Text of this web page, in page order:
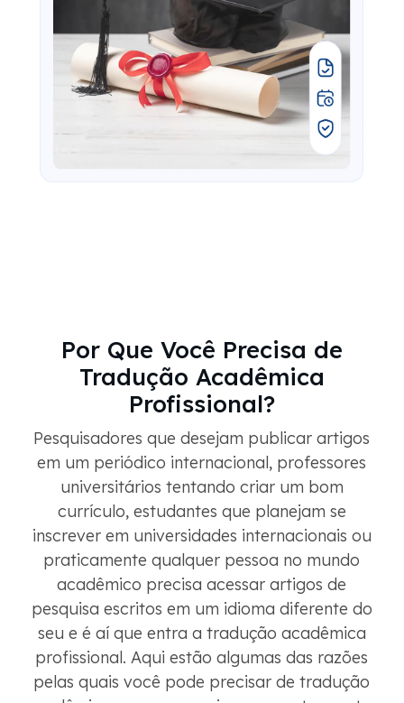
Por Que Você Precisa de
Tradução Acadêmica
Profissional?
Pesquisadores que desejam publicar artigos
em um periódico internacional, professores
universitários tentando criar um bom
currículo, estudantes que planejam se
inscrever em universidades internacionais ou
praticamente qualquer pessoa no mundo
acadêmico precisa acessar artigos de
pesquisa escritos em um idioma diferente do
seu e é aí que entra a tradução acadêmica
profissional. Aqui estão algumas das razões
pelas quais você pode precisar de tradução